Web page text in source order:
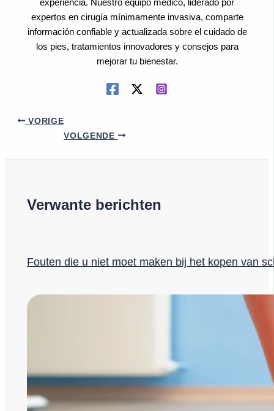
experiencia. Nuestro equipo médico, liderado por
expertos en cirugía mínimamente invasiva, comparte
información confiable y actualizada sobre el cuidado de
los pies, tratamientos innovadores y consejos para
mejorar tu bienestar.
VORIGE
VOLGENDE
Verwante berichten
Fouten die u niet moet maken bij het kopen van